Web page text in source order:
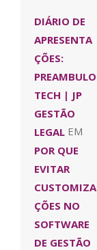
DIÁRIO DE
APRESENTA
ÇÕES:
PREAMBULO
TECH | JP
GESTÃO
LEGAL EM
POR QUE
EVITAR
CUSTOMIZA
ÇÕES NO
SOFTWARE
DE GESTÃO